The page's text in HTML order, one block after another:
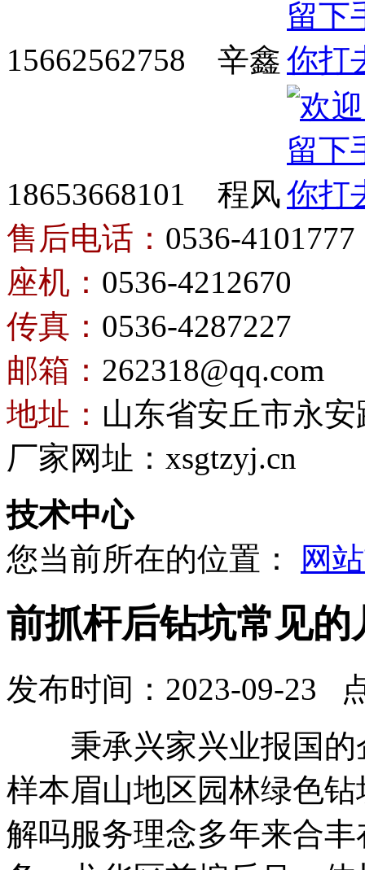
15662562758 辛鑫
18653668101 程风
售后电话： 0536-4101777
座机： 0536-4212670
传真： 0536-4287227
邮箱： 262318@qq.com
地址： 山东省安丘市永
厂家网址：xsgtzyj.cn
技术中心
您当前所在的位置：
网
前抓杆后钻坑常见的
发布时间：2023-09-23
秉承兴家兴业报国的
样本眉山地区园林绿色
解吗服务理念多年来合